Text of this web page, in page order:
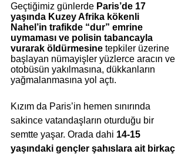
Geçtiğimiz günlerde Paris’de 17
yaşında Kuzey Afrika kökenli
Nahel’in trafikde “dur” emrine
uymaması ve polisin tabancayla
vurarak öldürmesine tepkiler üzerine
başlayan nümayişler yüzlerce aracın ve
otobüsün yakılmasına, dükkanların
yağmalanmasına yol açtı.
Kızım da Paris’in hemen sınırında
sakince vatandaşların oturduğu bir
semtte yaşar. Orada dahi 14-15
yaşındaki gençler şahıslara ait birkaç